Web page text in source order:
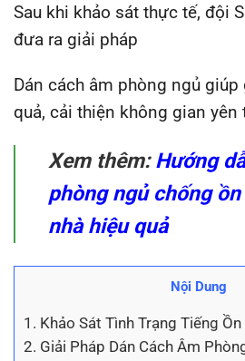
Sau khi khảo sát thực tế, đội
đưa ra giải pháp
Dán cách âm phòng ngủ
quả, cải thiện không gian yên
Xem thêm:Hướng
phòng ngủ chống
nhà hiệu quả
Nội Dung
1. Khảo Sát Tình Trạng Tiếng
2. Giải Pháp Dán Cách Âm